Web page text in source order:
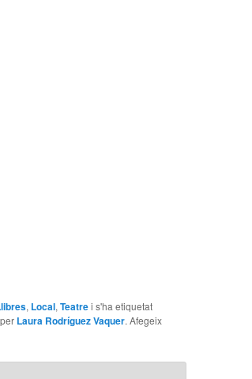
, Local, Teatrei s'ha etiquetat
Laura Rodríguez Vaquer. Afegeix